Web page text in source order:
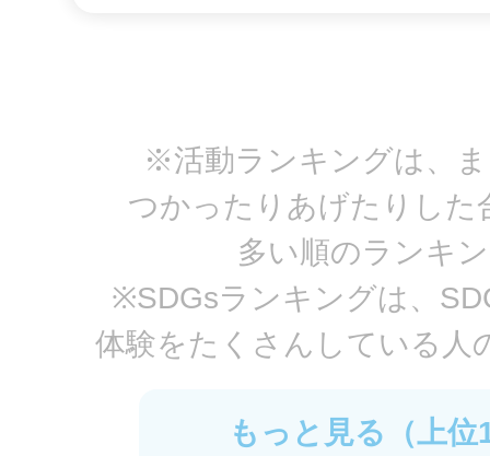
みんなのお祈り処でラケット
※活動ランキングは、
つかったりあげたりした
多い順のランキ
※SDGsランキングは、
体験をたくさんしている人
もっと見る（上位